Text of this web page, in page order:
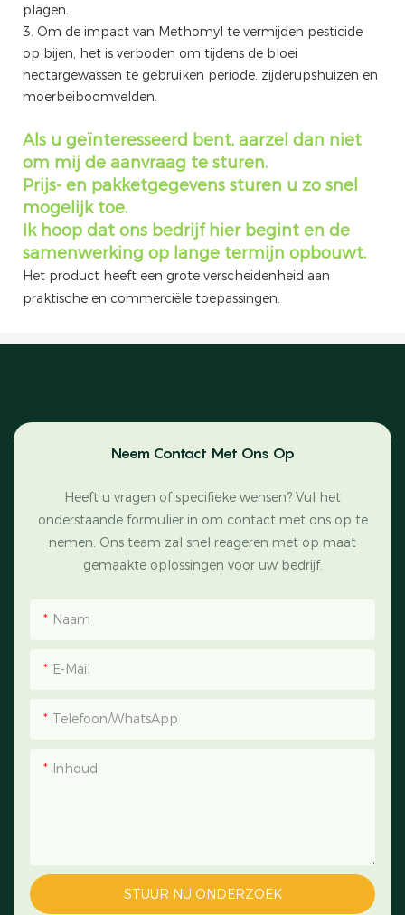
plagen.
3. Om de impact van Methomyl te vermijden pesticide
op bijen, het is verboden om tijdens de bloei
nectargewassen te gebruiken periode, zijderupshuizen en
moerbeiboomvelden.
Als u geïnteresseerd bent, aarzel dan niet
om mij de aanvraag te sturen.
Prijs- en pakketgegevens sturen u zo snel
mogelijk toe.
Ik hoop dat ons bedrijf hier begint en de
samenwerking op lange termijn opbouwt.
Het product heeft een grote verscheidenheid aan
praktische en commerciële toepassingen.
Neem Contact Met Ons Op
Heeft u vragen of specifieke wensen? Vul het
onderstaande formulier in om contact met ons op te
nemen. Ons team zal snel reageren met op maat
gemaakte oplossingen voor uw bedrijf.
Naam
E-Mail
Telefoon/WhatsApp
Inhoud
STUUR NU ONDERZOEK